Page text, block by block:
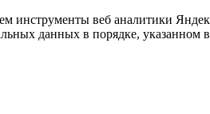
инструменты веб аналитики
данных в порядке, указанном в